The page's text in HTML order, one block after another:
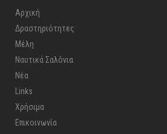
Αρχική
Δραστηριότητες
Μέλη
Ναυτικά Σαλόνια
Νέα
Links
Χρήσιμα
Επικοινωνία